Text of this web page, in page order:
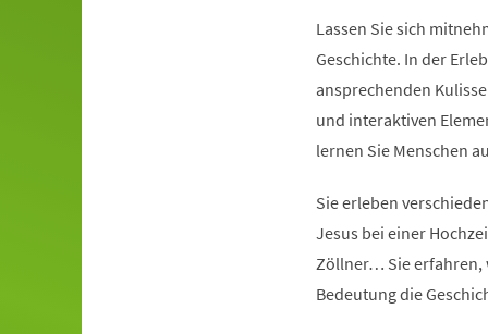
Lassen Sie sich
Geschichte. In der
ansprechenden
und interaktiven
lernen Sie Menschen
Sie erleben
Jesus bei einer
Zöllner… Sie erfahren,
Bedeutung die